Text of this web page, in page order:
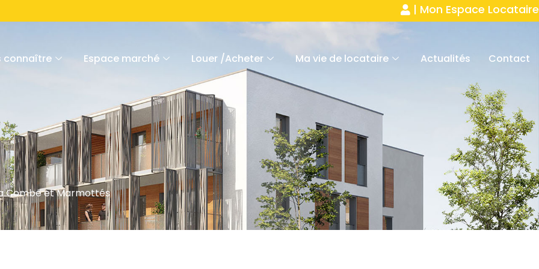
| Mon Espace Locataire
connaître Espace marché Louer /Acheter Ma vie de locataire Actualités Contact
Combe et Marmottés